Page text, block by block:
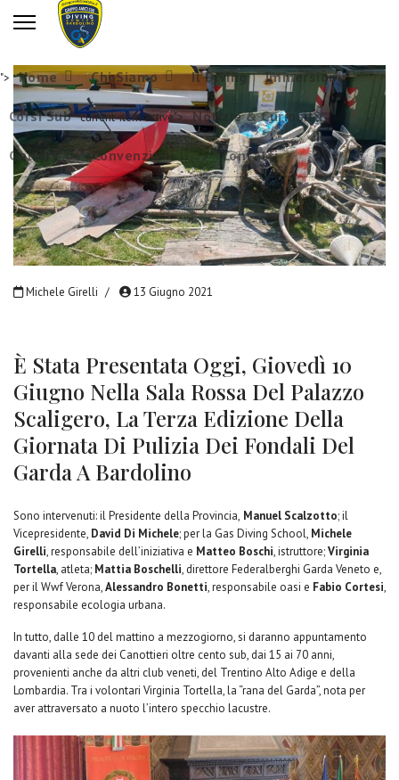
"> Home Chi Siamo Il Diving Immersioni
Corsi Sub current-item active"> Notizie & Curiosità
Gallery Convenzioni "> Contatti
Michele Girelli 13 Giugno 2021
È Stata Presentata Oggi, Giovedì 10
Giugno Nella Sala Rossa Del Palazzo
Scaligero, La Terza Edizione Della
Giornata Di Pulizia Dei Fondali Del
Garda A Bardolino
Sono intervenuti: il Presidente della Provincia, Manuel Scalzotto; il
Vicepresidente, David Di Michele; per la Gas Diving School, Michele
Girelli, responsabile dell’iniziativa e Matteo Boschi, istruttore;Virginia
Tortella, atleta; Mattia Boschelli, direttore Federalberghi Garda Veneto e,
per il Wwf Verona,Alessandro Bonetti, responsabile oasi e Fabio Cortesi,
responsabile ecologia urbana.
In tutto, dalle 10 del mattino a mezzogiorno, si daranno appuntamento
davanti alla sede dei Canottieri oltre cento sub, dai 15 ai 70 anni,
provenienti anche da altri club veneti, del Trentino Alto Adige e della
Lombardia. Tra i volontari Virginia Tortella, la “rana del Garda”, nota per
aver attraversato a nuoto l’intero specchio lacustre.